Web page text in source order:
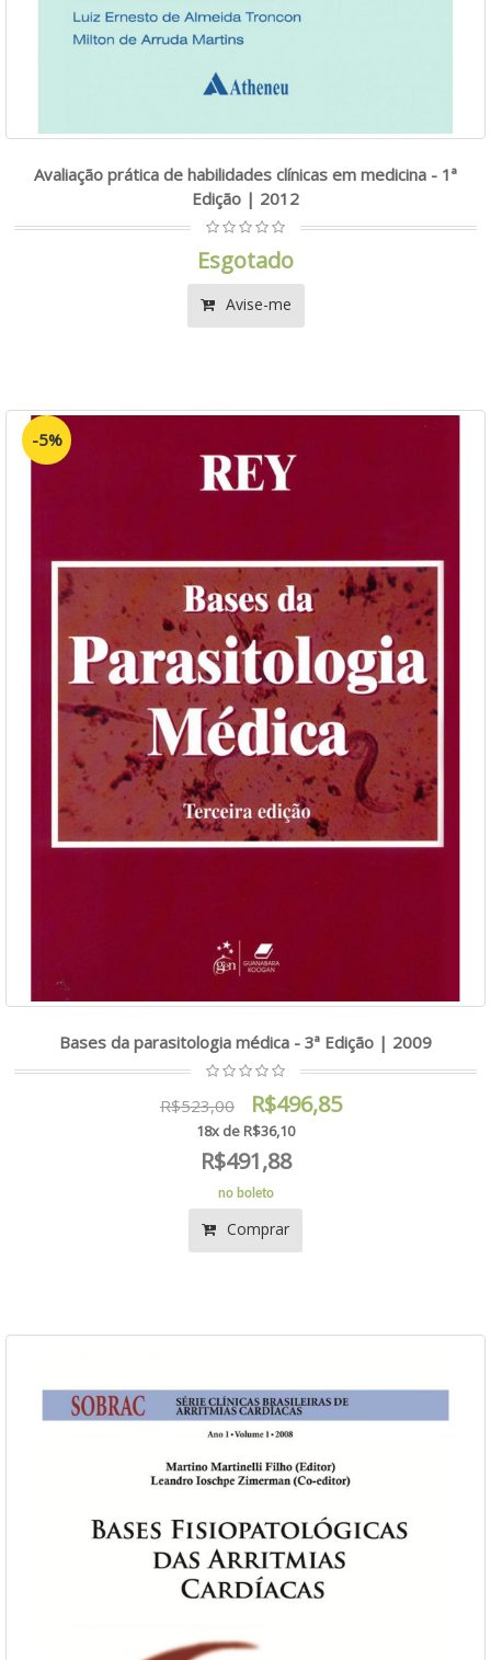
Avaliação prática de habilidades clínicas em medicina - 1ª
Edição | 2012
Esgotado
Avise-me
-5%
Bases da parasitologia médica - 3ª Edição | 2009
R$523,00 R$496,85
18x de R$36,10
R$491,88
no boleto
Comprar